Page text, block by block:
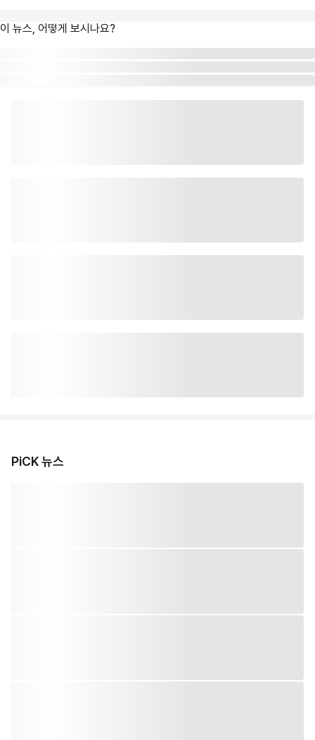
이 뉴스, 어떻게 보시나요?
PiCK 뉴스